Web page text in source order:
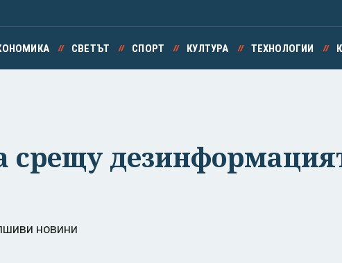
СВЕТЪТ СПОРТ КУЛТУРА ТЕХНОЛОГИИ
новини